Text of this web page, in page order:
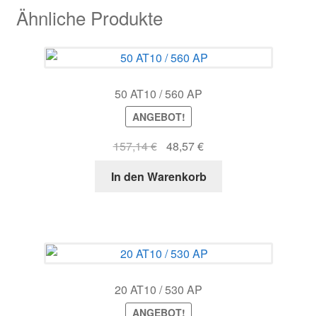
Ähnliche Produkte
50 AT10 / 560 AP
ANGEBOT!
157,14€ Ursprünglicher
war:
48,57€Aktueller
ist:
In den Warenkorb
20 AT10 / 530 AP
ANGEBOT!